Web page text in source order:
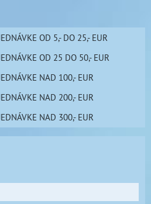
OD 5,- DO 25,- EUR
OD 25 DO 50,- EUR
NAD 100,- EUR
NAD 200,- EUR
NAD 300,- EUR